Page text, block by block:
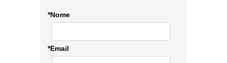
*Nome
*Email